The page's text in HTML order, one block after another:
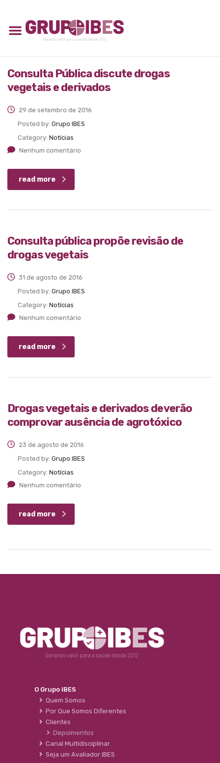
Consulta Pública discute drogas
vegetais e derivados
29 de setembro de 2016
Posted by: Grupo IBES
Category: Notícias
Nenhum comentário
read more
Consulta pública propõe revisão de
drogas vegetais
31 de agosto de 2016
Posted by: Grupo IBES
Category: Notícias
Nenhum comentário
read more
Drogas vegetais e derivados deverão
comprovar ausência de agrotóxico
23 de agosto de 2016
Posted by: Grupo IBES
Category: Notícias
Nenhum comentário
read more
O Grupo IBES
Quem Somos
Por Que Somos Diferentes
Clientes
Depoimentos
Canal Multidisciplinar
Seja um Avaliador IBES